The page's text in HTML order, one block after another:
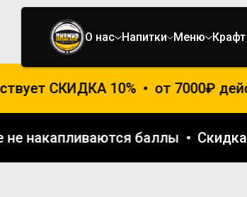
О нас Напитки Меню
СКИДКА 10% от 7000₽
не накапливаются баллы